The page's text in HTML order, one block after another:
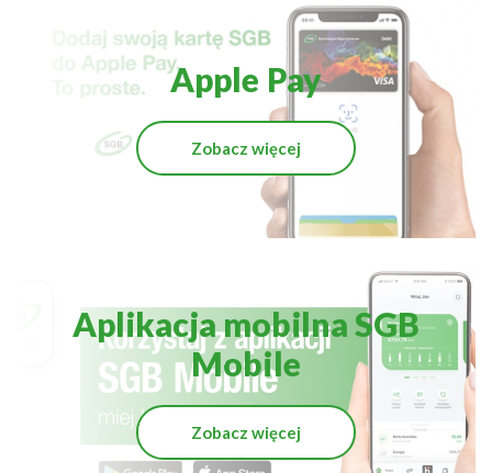
Apple Pay
Zobacz więcej
Aplikacja mobilna SGB
Mobile
Zobacz więcej